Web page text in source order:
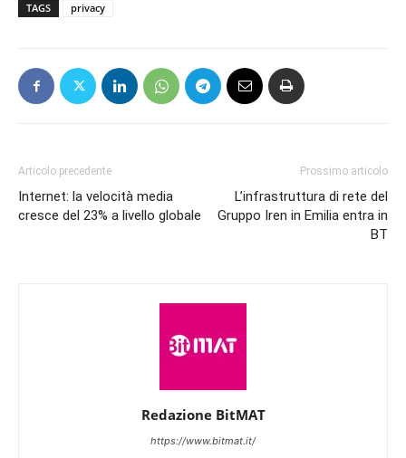
TAGS privacy
Articolo precedente
Internet: la velocità media
cresce del 23% a livello globale
Prossimo articolo
L’infrastruttura di rete del
Gruppo Iren in Emilia entra in
BT
Redazione BitMAT
https://www.bitmat.it/